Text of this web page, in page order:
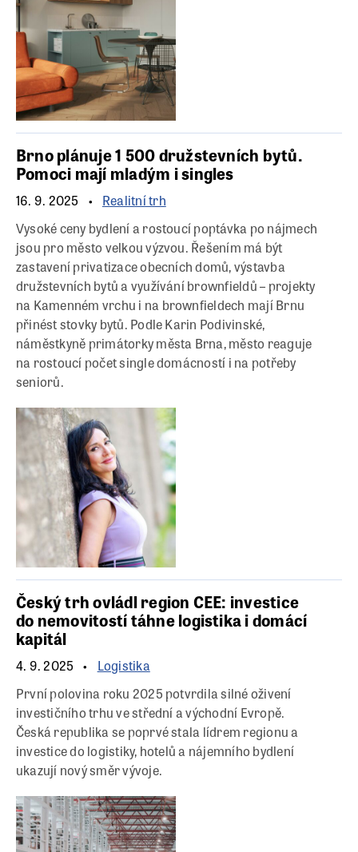
Brno plánuje 1 500 družstevních bytů.
Pomoci mají mladým i singles
16. 9. 2025
Realitní trh
Vysoké ceny bydlení a rostoucí poptávka po nájmech
jsou pro město velkou výzvou. Řešením má být
zastavení privatizace obecních domů, výstavba
družstevních bytů a využívání brownfieldů – projekty
na Kamenném vrchu i na brownfieldech mají Brnu
přinést stovky bytů. Podle Karin Podivinské,
náměstkyně primátorky města Brna, město reaguje
na rostoucí počet single domácností i na potřeby
seniorů.
Český trh ovládl region CEE: investice
do nemovitostí táhne logistika i domácí
kapitál
4. 9. 2025
Logistika
První polovina roku 2025 potvrdila silné oživení
investičního trhu ve střední a východní Evropě.
Česká republika se poprvé stala lídrem regionu a
investice do logistiky, hotelů a nájemního bydlení
ukazují nový směr vývoje.